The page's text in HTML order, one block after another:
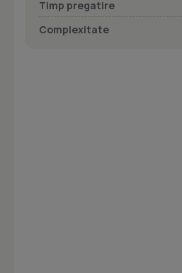
Timp pregatire
Complexitate